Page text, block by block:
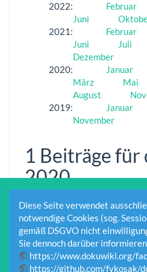
2022: Februar
Juni
2021 : Februar
Juni
Juli
Dezember
2020: Januar
März
Mai
August
2019: Januar
November
1 Beiträge für
2020
Saisonkartenverkauf am
21.05.2020
Diese Seite verwendet
notwendige Cookies (sog.
gemäß DSGVO nicht
Sie dennoch darüber
https://www.dokuwiki.org/
https://github.com/fykosak/